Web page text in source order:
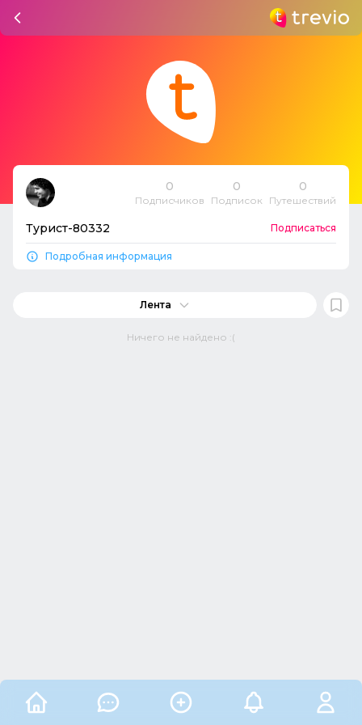
0
Подписчиков
0
Подписок
0
Путешествий
Турист-80332 Подписаться
Подробная информация
Лента
Ничего не найдено :(